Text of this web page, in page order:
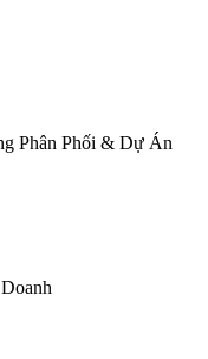
Phân Phối & Dự Án